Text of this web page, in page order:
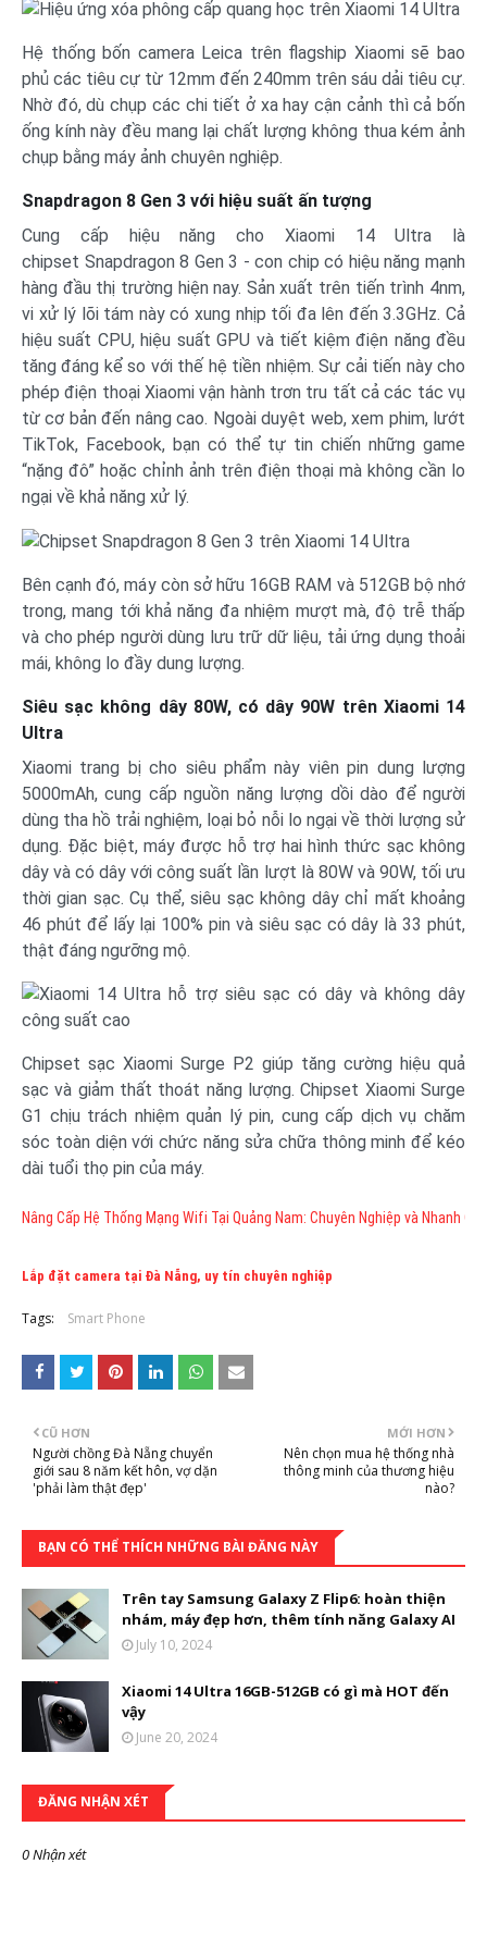
Hệ thống bốn camera Leica trên flagship Xiaomi sẽ bao
phủ các tiêu cự từ 12mm đến 240mm trên sáu dải tiêu cự.
Nhờ đó, dù chụp các chi tiết ở xa hay cận cảnh thì cả bốn
ống kính này đều mang lại chất lượng không thua kém ảnh
chụp bằng máy ảnh chuyên nghiệp.
Snapdragon 8 Gen 3 với hiệu suất ấn tượng
Cung cấp hiệu năng cho Xiaomi 14 Ultra là
chipset Snapdragon 8 Gen 3 - con chip có hiệu năng mạnh
hàng đầu thị trường hiện nay. Sản xuất trên tiến trình 4nm,
vi xử lý lõi tám này có xung nhịp tối đa lên đến 3.3GHz. Cả
hiệu suất CPU, hiệu suất GPU và tiết kiệm điện năng đều
tăng đáng kể so với thế hệ tiền nhiệm. Sự cải tiến này cho
phép điện thoại Xiaomi vận hành trơn tru tất cả các tác vụ
từ cơ bản đến nâng cao. Ngoài duyệt web, xem phim, lướt
TikTok, Facebook, bạn có thể tự tin chiến những game
“nặng đô” hoặc chỉnh ảnh trên điện thoại mà không cần lo
ngại về khả năng xử lý.
Bên cạnh đó, máy còn sở hữu 16GB RAM và 512GB bộ nhớ
trong, mang tới khả năng đa nhiệm mượt mà, độ trễ thấp
và cho phép người dùng lưu trữ dữ liệu, tải ứng dụng thoải
mái, không lo đầy dung lượng.
Siêu sạc không dây 80W, có dây 90W trên Xiaomi 14
Ultra
Xiaomi trang bị cho siêu phẩm này viên pin dung lượng
5000mAh, cung cấp nguồn năng lượng dồi dào để người
dùng tha hồ trải nghiệm, loại bỏ nỗi lo ngại về thời lượng sử
dụng. Đặc biệt, máy được hỗ trợ hai hình thức sạc không
dây và có dây với công suất lần lượt là 80W và 90W, tối ưu
thời gian sạc. Cụ thể, siêu sạc không dây chỉ mất khoảng
46 phút để lấy lại 100% pin và siêu sạc có dây là 33 phút,
thật đáng ngưỡng mộ.
Chipset sạc Xiaomi Surge P2 giúp tăng cường hiệu quả
sạc và giảm thất thoát năng lượng. Chipset Xiaomi Surge
G1 chịu trách nhiệm quản lý pin, cung cấp dịch vụ chăm
sóc toàn diện với chức năng sửa chữa thông minh để kéo
dài tuổi thọ pin của máy.
Nâng Cấp Hệ Thống Mạng Wifi Tại Quảng Nam: Chuyên Nghiệp và Nhanh
Lắp đặt camera tại Đà Nẵng, uy tín chuyên nghiệp
Tags: Smart Phone
MỚI HƠN
Nên chọn mua hệ thống nhà
thông minh của thương hiệu
nào?
CŨ HƠN
Người chồng Đà Nẵng chuyển
giới sau 8 năm kết hôn, vợ dặn
'phải làm thật đẹp'
BẠN CÓ THỂ THÍCH NHỮNG BÀI ĐĂNG NÀY
Trên tay Samsung Galaxy Z Flip6: hoàn thiện
nhám, máy đẹp hơn, thêm tính năng Galaxy AI
July 10, 2024
Xiaomi 14 Ultra 16GB-512GB có gì mà HOT đến
vậy
June 20, 2024
ĐĂNG NHẬN XÉT
0 Nhận xét